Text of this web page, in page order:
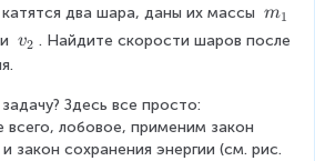
катятся два шара, даны их массы m
_
m1
и v
v2 . Найдите скорости шаров после
Здесь все просто:
всего, лобовое, применим закон
закон сохранения энергии (см. рис.